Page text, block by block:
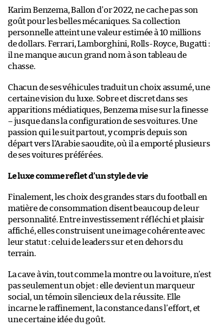
Karim Benzema, Ballon d’or 2022, ne cache pas son
goût pour les belles mécaniques. Sa collection
personnelle atteint une valeur estimée à 10 millions
de dollars. Ferrari, Lamborghini, Rolls-Royce, Bugatti :
il ne manque aucun grand nom à son tableau de
chasse.
Chacun de ses véhicules traduit un choix assumé, une
certaine vision du luxe. Sobre et discret dans ses
apparitions médiatiques, Benzema mise sur la finesse
– jusque dans la configuration de ses voitures. Une
passion qui le suit partout, y compris depuis son
départ vers l’Arabie saoudite, où il a emporté plusieurs
de ses voitures préférées.
Le luxe comme reflet d’un style de vie
Finalement, les choix des grandes stars du football en
matière de consommation disent beaucoup de leur
personnalité. Entre investissement réfléchi et plaisir
affiché, elles construisent une image cohérente avec
leur statut : celui de leaders sur et en dehors du
terrain.
La cave à vin, tout comme la montre ou la voiture, n’est
pas seulement un objet : elle devient un marqueur
social, un témoin silencieux de la réussite. Elle
incarne le raffinement, la constance dans l’effort, et
une certaine idée du goût.